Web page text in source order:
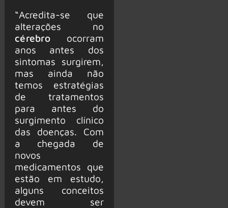
“Acredita-se que
alterações no
cérebro ocorram
anos antes dos
sintomas surgirem,
mas ainda não
temos estratégias
de tratamentos
para antes do
surgimento clínico
das doenças. Com
a chegada de
novos
medicamentos que
estão em estudo,
alguns conceitos
devem ser